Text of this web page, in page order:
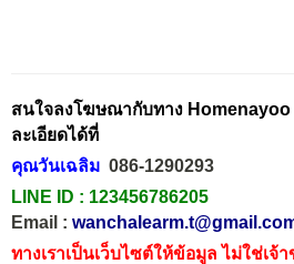
สนใจลงโฆษณากับทาง
ละเอียดได้ที่
คุณวันเฉลิม 086-1290293
LINE ID : 123456786205
Email :
ทางเราเป็นเว็บไซต์ให้ข้อมูล ไม่ใช่เจ้